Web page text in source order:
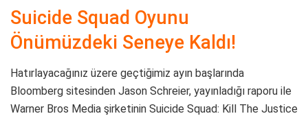
Suicide Squad Oyunu
Önümüzdeki Seneye Kaldı!
Hatırlayacağınız üzere geçtiğimiz ayın başlarında
Bloomberg sitesinden Jason Schreier, yayınladığı raporu ile
Warner Bros Media şirketinin Suicide Squad: Kill The Justice